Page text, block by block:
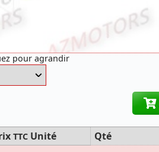
pour agrandir
TTC Unité
Qté